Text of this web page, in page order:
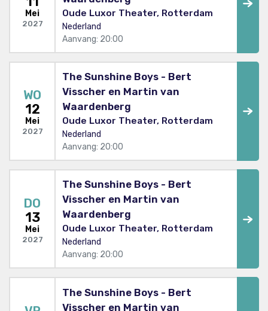
Mei
2027
Oude Luxor Theater, Rotterdam
Nederland
Aanvang: 20:00
WO
12
Mei
2027
The Sunshine Boys - Bert
Visscher en Martin van
Waardenberg
Oude Luxor Theater, Rotterdam
Nederland
Aanvang: 20:00
DO
13
Mei
2027
The Sunshine Boys - Bert
Visscher en Martin van
Waardenberg
Oude Luxor Theater, Rotterdam
Nederland
Aanvang: 20:00
The Sunshine Boys - Bert
Visscher en Martin van